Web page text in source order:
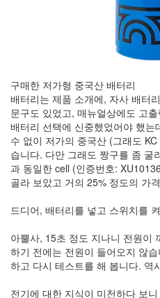
구매한 저가형 중국산 배터리
배터리는 제품 소개에, 자사 배터
문구도 있었고, 매뉴얼상에도 고
배터리 선택에 신중했었어야 했
수 없이 저가의 중국산 (그래도
습니다. 다만 그래도 짱구를 좀 굴
과 동일한 cell (인증번호:
골라 보았고 거의 25% 정도의 가
드디어, 배터리를 넣고 스위치를
아뿔사, 15초 정도 지나니 전원이
하기 전에는 전원이 들어오지 않
하고 다시 테스트를 해 봅니다. 역
전기에 대한 지식이 미천하다 보
BLB-
AA1650
방
전
테
스
트
1
by
김
정
균
Liitokala
9V
6F22